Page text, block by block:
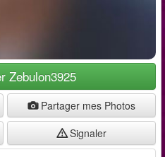
Zebulon3925
Partager mes Photos
Signaler